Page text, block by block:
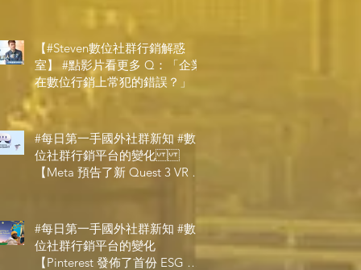
【#Steven數位社群行銷解惑
室】 #點影片看更多​ Q：「企業
在數位行銷上常犯的錯誤？」
#每日第一手國外社群新知 #數
位社群行銷平台的變化
【Meta 預告了新 Quest 3 VR 耳
#每日第一手國外社群新知 #數
位社群行銷平台的變化
【Pinterest 發佈了首份 ESG 報